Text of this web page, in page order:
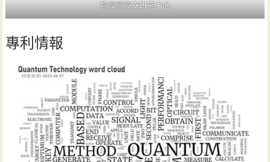
物聯網資安研究中心
專利情報